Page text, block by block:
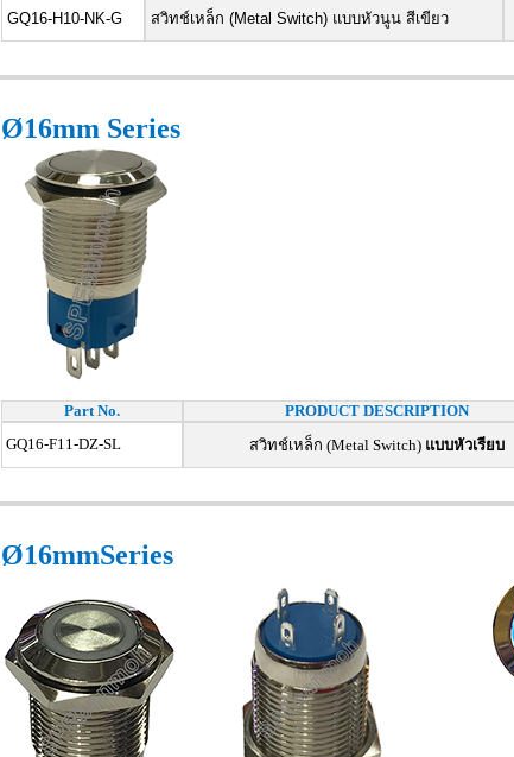
GQ16-H10-NK-G สวิทช์เหล็ก (Metal Switch) แบบหัวนูน สีเขียว
Ø16mm Series
Part No. PRODUCT DESCRIPTION
GQ16-F11-DZ-SL
สวิทช์เหล็ก (Metal Switch) แบบหัวเรียบ
Ø16mmSeries